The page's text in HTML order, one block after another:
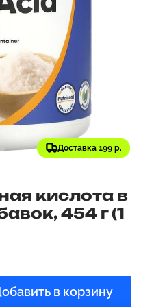
Доставка 199 р.
кислота в
454 г (1
в корзину